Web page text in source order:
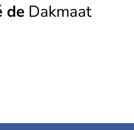
de Dakmaat